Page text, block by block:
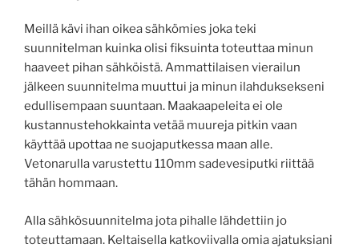
Meillä kävi ihan oikea sähkömies joka teki
suunnitelman kuinka olisi fiksuinta toteuttaa minun
haaveet pihan sähköistä. Ammattilaisen vierailun
jälkeen suunnitelma muuttui ja minun ilahduksekseni
edullisempaan suuntaan. Maakaapeleita ei ole
kustannustehokkainta vetää muureja pitkin vaan
käyttää upottaa ne suojaputkessa maan alle.
Vetonarulla varustettu 110mm sadevesiputki riittää
tähän hommaan.
Alla sähkösuunnitelma jota pihalle lähdettiin jo
toteuttamaan. Keltaisella katkoviivalla omia ajatuksiani